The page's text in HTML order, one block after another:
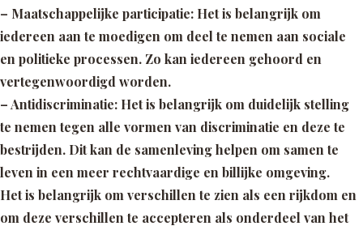
– Maatschappelijke participatie: Het is belangrijk om
iedereen aan te moedigen om deel te nemen aan sociale
en politieke processen. Zo kan iedereen gehoord en
vertegenwoordigd worden.
– Antidiscriminatie: Het is belangrijk om duidelijk stelling
te nemen tegen alle vormen van discriminatie en deze te
bestrijden. Dit kan de samenleving helpen om samen te
leven in een meer rechtvaardige en billijke omgeving.
Het is belangrijk om verschillen te zien als een rijkdom en
om deze verschillen te accepteren als onderdeel van het